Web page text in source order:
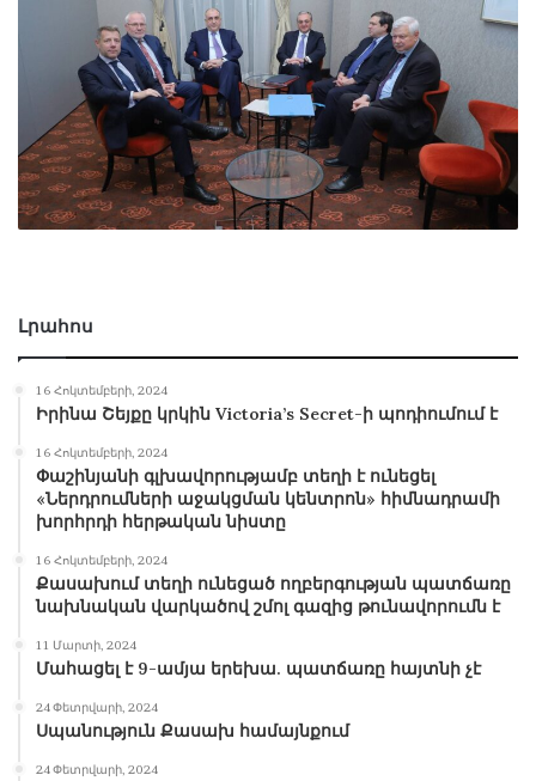
Լրահոս
16 Հոկտեմբերի, 2024
Իրինա Շեյքը կրկին Victoria’s Secret-ի պոդիումում է
16 Հոկտեմբերի, 2024
Փաշինյանի գլխավորությամբ տեղի է ունեցել
«Ներդրումների աջակցման կենտրոն» հիմնադրամի
խորհրդի հերթական նիստը
16 Հոկտեմբերի, 2024
Քասախում տեղի ունեցած ողբերգության պատճառը
նախնական վարկածով շմոլ գազից թունավորումն է
11 Մարտի, 2024
Մահացել է 9-ամյա երեխա. պատճառը հայտնի չէ
24 Փետրվարի, 2024
Սպանություն Քասախ համայնքում
24 Փետրվարի, 2024